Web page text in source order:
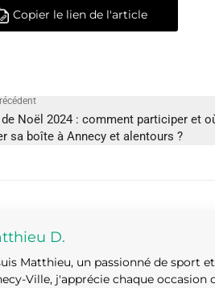
Copier le lien de l'article
Noël 2024 : comment participer et
sa boîte à Annecy et alentours ?
D.
Matthieu, un passionné de sport
Ville, j'apprécie chaque